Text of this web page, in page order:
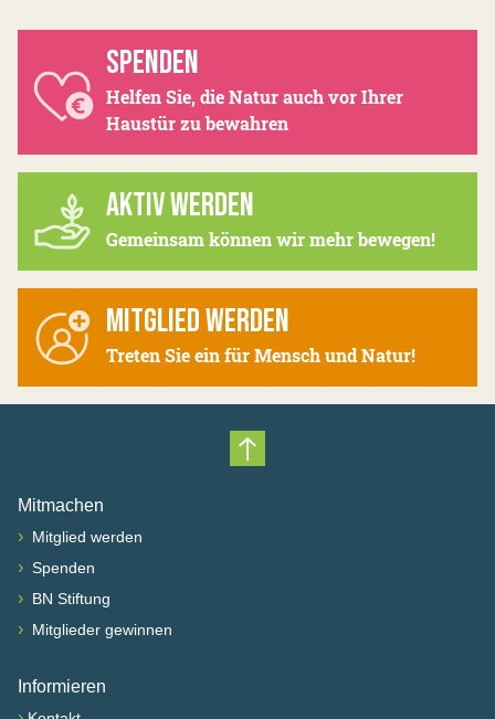
SPENDEN
Helfen Sie, die Natur auch vor Ihrer
Haustür zu bewahren
AKTIV WERDEN
Gemeinsam können wir mehr bewegen!
MITGLIED WERDEN
Treten Sie ein für Mensch und Natur!
Nach oben scrollen
Mitmachen
› Mitglied werden
› Spenden
› BN Stiftung
› Mitglieder gewinnen
Informieren